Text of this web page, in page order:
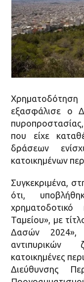
εξασφάλισε ο
που είχε
δράσεων
κατοικημένων
Συγκεκριμένα,
ότι,
Ταμείου», με
Δασών 2024»,
αντιπυρικών
κατοικημένες
Διεύθυνσης